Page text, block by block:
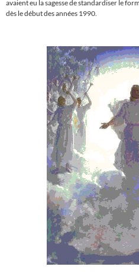
avaient eu la sagesse de standardiser le
dès le début des années 1990.